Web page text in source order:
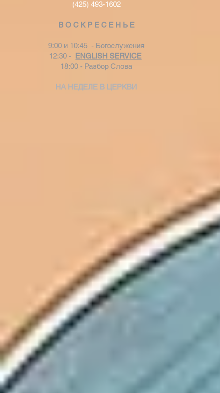
(425) 493-1602
В О С К Р Е С Е Н Ь Е
9:00 и 10:45 - Богослужения
12:30 - ENGLISH SERVICE
18:00 - Разбор Слова
НА НЕДЕЛЕ В ЦЕРКВИ